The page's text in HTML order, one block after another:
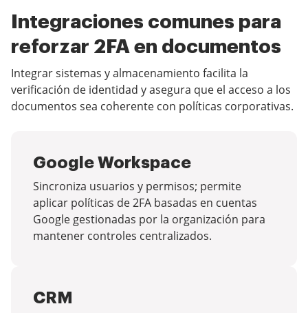
Integraciones comunes para
reforzar 2FA en documentos
Integrar sistemas y almacenamiento facilita la
verificación de identidad y asegura que el acceso a los
documentos sea coherente con políticas corporativas.
Google Workspace
Sincroniza usuarios y permisos; permite
aplicar políticas de 2FA basadas en cuentas
Google gestionadas por la organización para
mantener controles centralizados.
CRM